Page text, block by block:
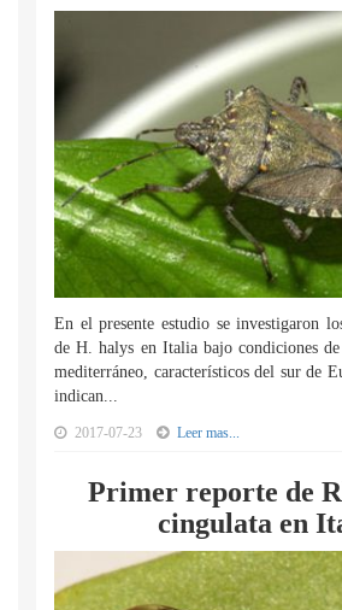
En el presente estudio se investigaron
de H. halys en Italia bajo condiciones
mediterráneo, característicos del sur de
indican...
2017-07-23 Leer mas...
Primer reporte de
cingulata en